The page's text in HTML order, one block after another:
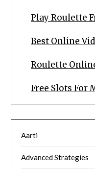
Play Roulette
Best Online
Roulette
Free Slots For
Aarti
Advanced Strategies